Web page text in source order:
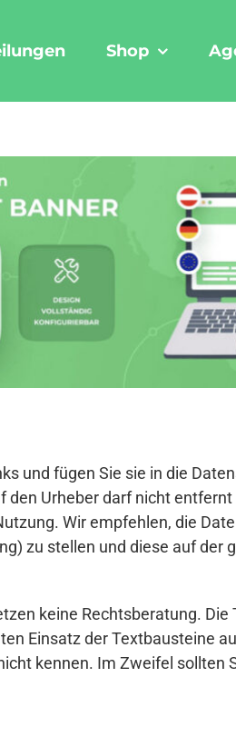
Shop
und fügen Sie sie in die
Urheber darf nicht
Wir empfehlen, die
zu stellen und diese auf der
keine Rechtsberatung.
Einsatz der Textbausteine
kennen. Im Zweifel sollten